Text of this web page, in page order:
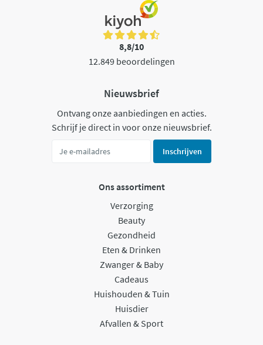
8,8/10
12.849 beoordelingen
Nieuwsbrief
Ontvang onze aanbiedingen en acties.
Schrijf je direct in voor onze nieuwsbrief.
Inschrijven
Ons assortiment
Verzorging
Beauty
Gezondheid
Eten & Drinken
Zwanger & Baby
Cadeaus
Huishouden & Tuin
Huisdier
Afvallen & Sport